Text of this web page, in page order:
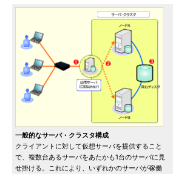
一般的なサーバ・クラスタ構成
クライアントに対して仮想サーバを提供すること
で、複数台あるサーバをあたかも1台のサーバに見
せ掛ける。これにより、いずれかのサーバが稼働